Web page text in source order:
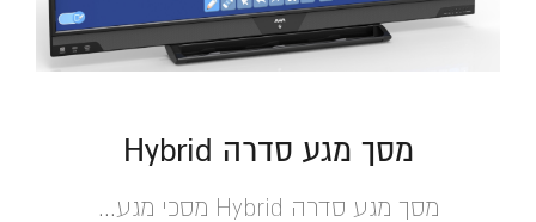
מסך מגע סדרה Hybrid
מסך מגע סדרה Hybrid מסכי מגע...